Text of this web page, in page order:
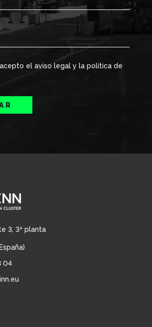
el aviso legal y la política de
3, 3ª planta
04